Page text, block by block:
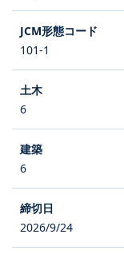
101-1
6
6
2026/9/24